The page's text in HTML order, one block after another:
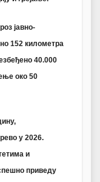
јавно-
152 километра
40.000
око 50
у 2026.
и
приведу